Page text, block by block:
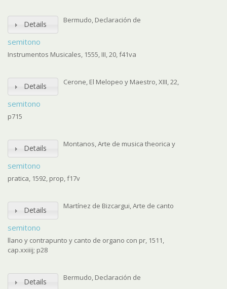
Details
semitono
Bermudo, Declaración de
Instrumentos Musicales, 1555, III, 20, f41va
Details
semitono
Cerone, El Melopeo y Maestro, XIII, 22,
p715
Details
semitono
Montanos, Arte de musica theorica y
pratica, 1592, prop, f17v
Details
semitono
Martínez de Bizcargui, Arte de canto
llano y contrapunto y canto de organo con pr, 1511,
cap.xxiiij; p28
Details Bermudo, Declaración de